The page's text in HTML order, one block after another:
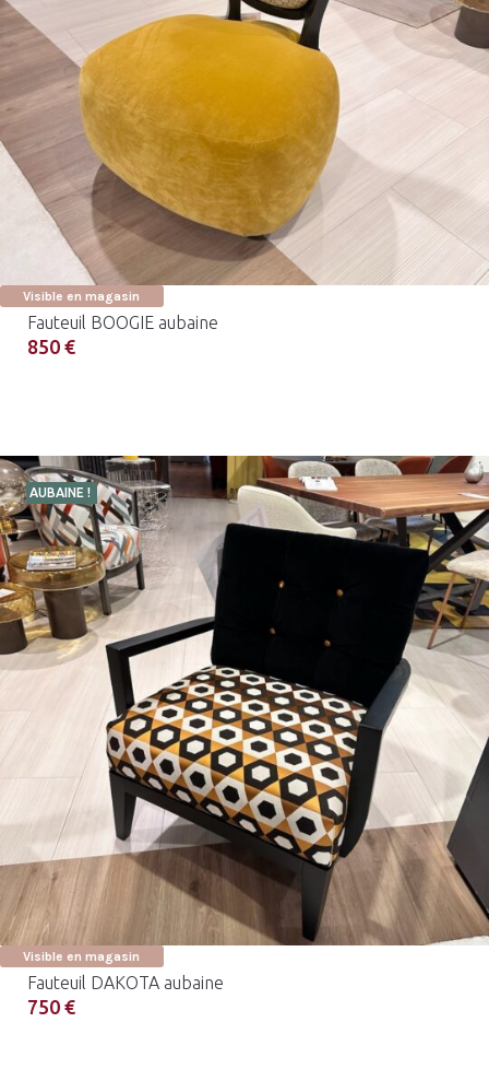
Visible en magasin
Fauteuil BOOGIE aubaine
850 €
AUBAINE !
Visible en magasin
Fauteuil DAKOTA aubaine
750 €